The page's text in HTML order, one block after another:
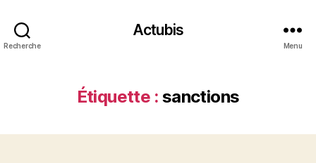
Recherche
Actubis
Menu
Étiquette : sanctions